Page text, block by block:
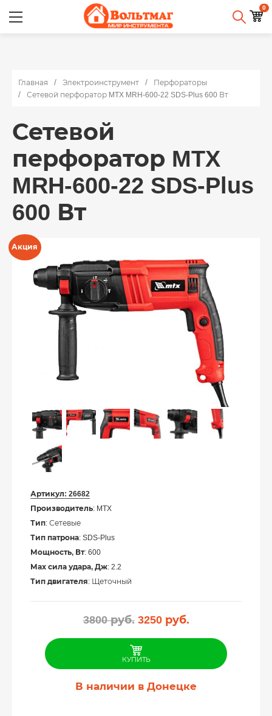
0
Главная Электроинструмент
Перфораторы
Сетевой перфоратор MTX MRH-600-22 SDS-Plus 600 Вт
Сетевой
перфоратор MTX
MRH-600-22 SDS-Plus
600 Вт
Акция
Артикул: 26682
Производитель: MTX
Тип: Сетевые
Тип патрона: SDS-Plus
Мощность, Вт: 600
Мах сила удара, Дж: 2.2
Тип двигателя: Щеточный
3800руб. Первоначальная
составляла
3800
руб..
3250руб.Текущая
КУПИТЬ
В наличии в Донецке